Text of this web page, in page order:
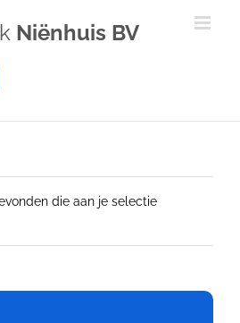
Niënhuis BV
die aan je selectie